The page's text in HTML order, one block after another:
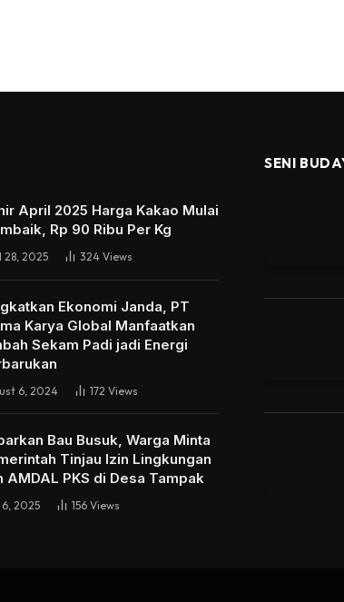
April 2025 Harga Kakao Mulai
Rp 90 Ribu Per Kg
28, 2025 324 Views
Ekonomi Janda, PT
Karya Global Manfaatkan
Sekam Padi jadi Energi
6, 2024 172 Views
Bau Busuk, Warga Minta
Tinjau Izin Lingkungan
AMDAL PKS di Desa Tampak
6, 2025 156 Views
SENI